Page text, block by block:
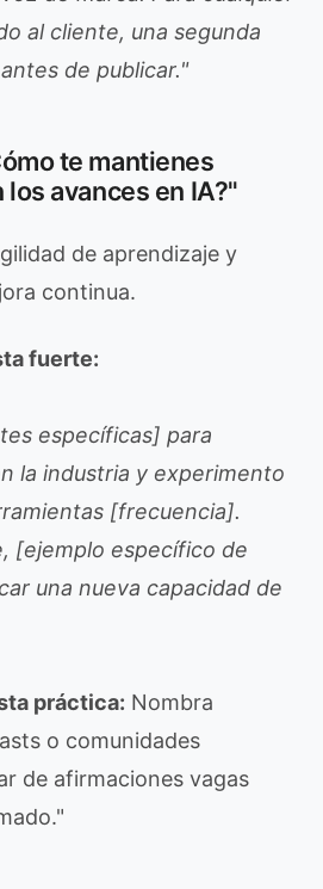
al cliente, una segunda
de publicar."
te mantienes
avances en IA?"
de aprendizaje y
continua.
fuerte:
específicas] para
la industria y experimento
[frecuencia].
[ejemplo específico de
una nueva capacidad de
práctica: Nombra
o comunidades
de afirmaciones vagas